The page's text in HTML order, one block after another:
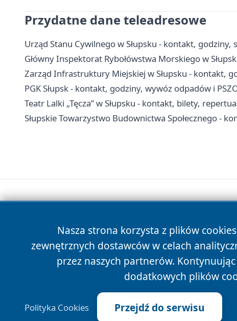
Przydatne dane teleadresowe
Urząd Stanu Cywilnego w Słupsku - kontakt, godziny,
Główny Inspektorat Rybołówstwa Morskiego w
Zarząd Infrastruktury Miejskiej w Słupsku - kontakt,
PGK Słupsk - kontakt, godziny, wywóz odpadów i
Teatr Lalki „Tęcza” w Słupsku - kontakt, bilety,
Słupskie Towarzystwo Budownictwa Społecznego -
Nasza strona korzysta z plików
zewnętrznych dostawców w celach
przez naszych partnerów.
dodatkowych plików
Polityka Cookies Przejdź do serwisu